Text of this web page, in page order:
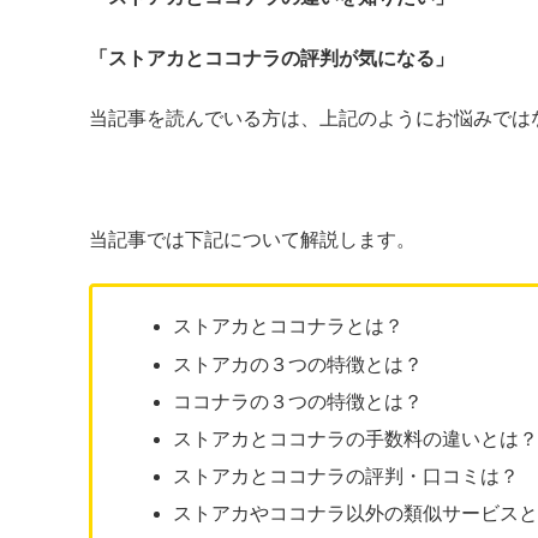
「ストアカとココナラの評判が気になる」
当記事を読んでいる方は、上記のようにお悩みでは
当記事では下記について解説します。
ストアカとココナラとは？
ストアカの３つの特徴とは？
ココナラの３つの特徴とは？
ストアカとココナラの手数料の違いとは？
ストアカとココナラの評判・口コミは？
ストアカやココナラ以外の類似サービスと